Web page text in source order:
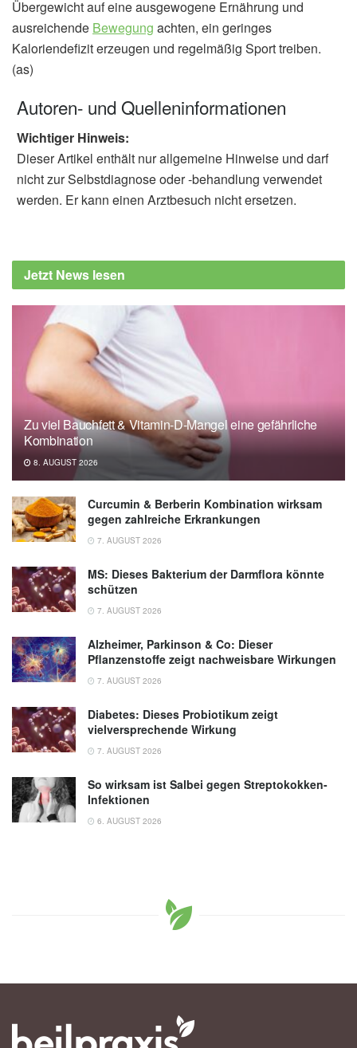
Übergewicht auf eine ausgewogene Ernährung und
ausreichende Bewegung achten, ein geringes
Kaloriendefizit erzeugen und regelmäßig Sport treiben.
(as)
Autoren- und Quelleninformationen
Wichtiger Hinweis:
Dieser Artikel enthält nur allgemeine Hinweise und darf
nicht zur Selbstdiagnose oder -behandlung verwendet
werden. Er kann einen Arztbesuch nicht ersetzen.
Jetzt News lesen
Zu viel Bauchfett & Vitamin-D-Mangel eine gefährliche
Kombination
8. AUGUST 2026
Curcumin & Berberin Kombination wirksam
gegen zahlreiche Erkrankungen
7. AUGUST 2026
MS: Dieses Bakterium der Darmflora könnte
schützen
7. AUGUST 2026
Alzheimer, Parkinson & Co: Dieser
Pflanzenstoffe zeigt nachweisbare Wirkungen
7. AUGUST 2026
Diabetes: Dieses Probiotikum zeigt
vielversprechende Wirkung
7. AUGUST 2026
So wirksam ist Salbei gegen Streptokokken-
Infektionen
6. AUGUST 2026